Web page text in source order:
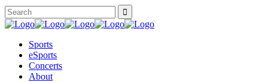
Sports
eSports
Concerts
About